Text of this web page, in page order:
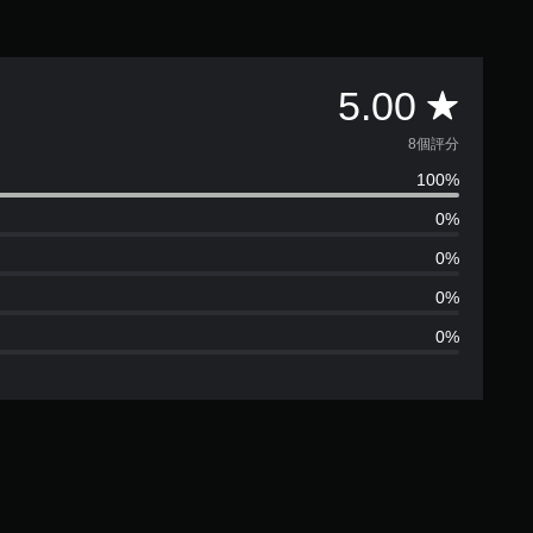
5.00 平
均
評
分
為
5
顆
8個評分
100%
0%
0%
0%
0%